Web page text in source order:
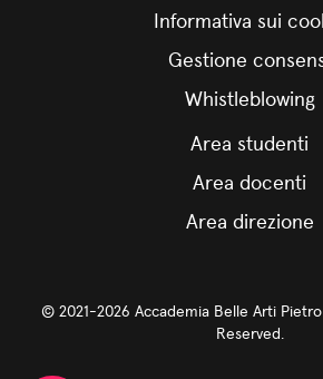
Informativa sui
Gestione
Whistleblowing
Area studenti
Area docenti
Area direzione
© 2021-2026 Accademia Belle Arti
Reserved.